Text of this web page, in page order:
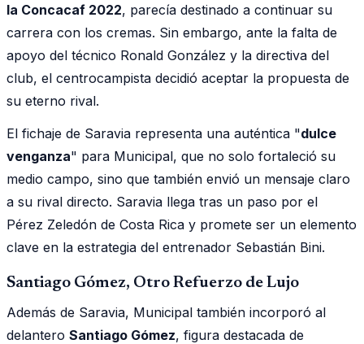
la Concacaf 2022, parecía destinado a continuar su
carrera con los cremas. Sin embargo, ante la falta de
apoyo del técnico Ronald González y la directiva del
club, el centrocampista decidió aceptar la propuesta de
su eterno rival.
El fichaje de Saravia representa una auténtica "dulce
venganza" para Municipal, que no solo fortaleció su
medio campo, sino que también envió un mensaje claro
a su rival directo. Saravia llega tras un paso por el
Pérez Zeledón de Costa Rica y promete ser un elemento
clave en la estrategia del entrenador Sebastián Bini.
Santiago Gómez, Otro Refuerzo de Lujo
Además de Saravia, Municipal también incorporó al
delantero Santiago Gómez, figura destacada de